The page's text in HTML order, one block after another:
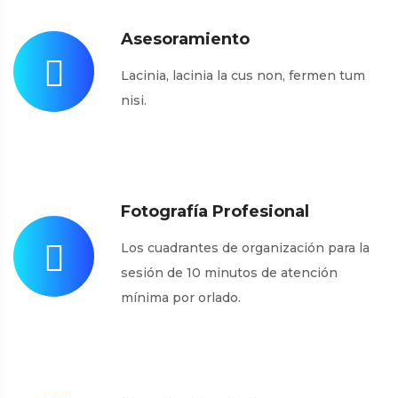
Asesoramiento
Lacinia, lacinia la cus non, fermen tum
nisi.
Fotografía Profesional
Los cuadrantes de organización para la
sesión de 10 minutos de atención
mínima por orlado.